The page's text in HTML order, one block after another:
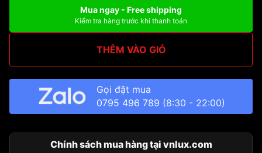
Mua ngay - Free shipping
Kiểm tra hàng trước khi thanh toán
THÊM VÀO GIỎ
Gọi đặt mua
0795 496 789 (8:30 - 22:00)
Chính sách mua hàng tại vnlux.com